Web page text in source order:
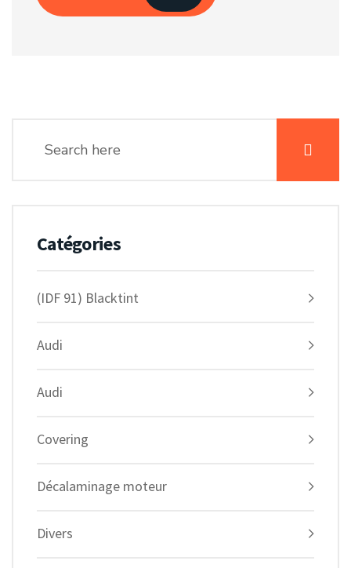
Catégories
(IDF 91) Blacktint
Audi
Audi
Covering
Décalaminage moteur
Divers